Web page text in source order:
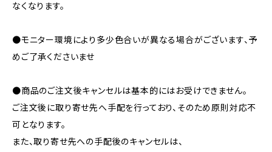
なくなります。
●モニター環境により多少色合いが異なる場合がございます、予
めご了承くださいませ
●商品のご注文後キャンセルは基本的にはお受けできません。
ご注文後に取り寄せ先へ手配を行っており、そのため原則対応不
可となります。
また、取り寄せ先への手配後のキャンセルは、